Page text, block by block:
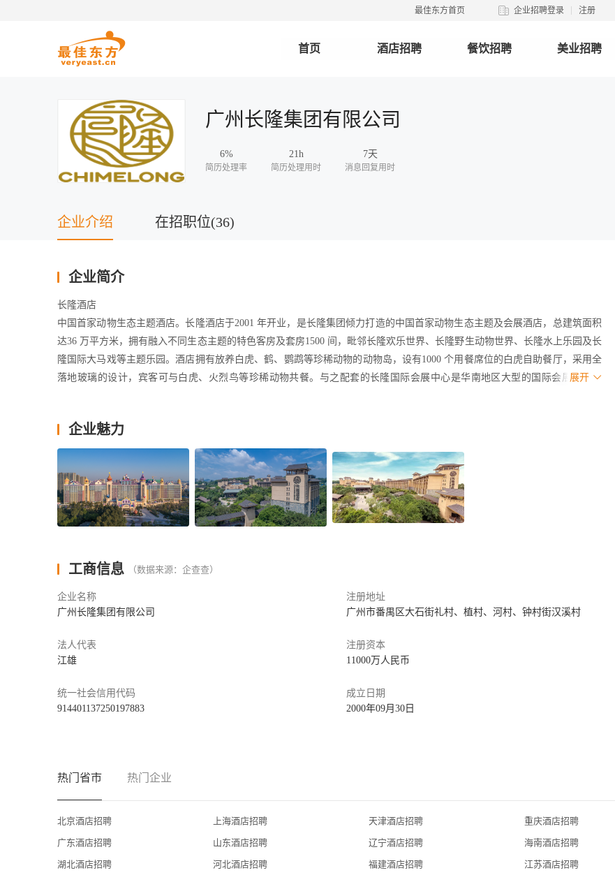
最佳东方首页 企业招聘登录 注册
首页 酒店招聘 餐饮招聘 美业招聘
广州长隆集团有限公司
6%
简历处理率
21h
简历处理用时
7天
消息回复用时
企业介绍 在招职位(36)
企业简介
长隆酒店
中国首家动物生态主题酒店。长隆酒店于2001 年开业，是长隆集团倾力打造的中国首家动物生态主题及会展酒店，总建筑面积
达36 万平方米，拥有融入不同生态主题的特色客房及套房1500 间，毗邻长隆欢乐世界、长隆野生动物世界、长隆水上乐园及长
隆国际大马戏等主题乐园。酒店拥有放养白虎、鹤、鹦鹉等珍稀动物的动物岛，设有1000 个用餐席位的白虎自助餐厅，采用全
落地玻璃的设计，宾客可与白虎、火烈鸟等珍稀动物共餐。与之配套的长隆国际会展中心是华南地区大型的国际会展中心之
最佳主题酒店”。
以熊猫三胞胎原型为主题的亲子网红酒店。长隆熊猫酒店于2018 年开业，以熊猫三胞胎动画片为
蓝本，打造出全新风格的亲子主题度假酒店，让每位入住的宾客，开启童话般的旅程！酒店拥有1500 间充满童趣的主题客房，
划分为酷酷主题、萌萌主题、帅帅主题及王子主题，亲子用品一应俱全，细致入微的服务让宾客舒适倍增。 酒店贯彻“自然共
化。同时设有多元化的亲子乐享活动，以及寓教于乐的自然探索营地课程体验。位于酒店首层的熊猫自助餐厅，拥有850个餐
位，出品数百种中西风味美食。餐厅贴心打造的“熊猫奇幻剧场”，是享用美食之余不可错过的亲子项目。熊猫酒店
已成为网红打卡热门酒店。
品正宗粤菜美食，动物园家门口的主题酒店。长隆香江酒店源于1989 年开业的“香江酒家”，传承了
长隆集团三十多年的经营理念和服务品质。酒店设计以“海上丝绸之路-岭南风韵”作为主基调，大堂布局三庭两进，居中对称，
柱身与木雕屏风相结合，典雅秀丽的满洲窗和长筒吊灯阵列相得益彰，赋予浓厚的岭南特色。333 间客房分别以老虎、长颈
鹿、大象的萌趣卡通形象为主题，为方便亲子家庭入住，更贴心准备了“家庭房”，房内分为起居室与卧室两大区域，配备有独
展开
企业魅力
工商信息 （数据来源：企查查）
企业名称
广州长隆集团有限公司
注册地址
广州市番禺区大石街礼村、植村、河村、钟村街汉溪村
法人代表
江雄
注册资本
11000万人民币
统一社会信用代码
914401137250197883
成立日期
2000年09月30日
热门省市 热门企业
北京酒店招聘 上海酒店招聘 天津酒店招聘 重庆酒店招聘
广东酒店招聘 山东酒店招聘 辽宁酒店招聘 海南酒店招聘
湖北酒店招聘 河北酒店招聘 福建酒店招聘 江苏酒店招聘